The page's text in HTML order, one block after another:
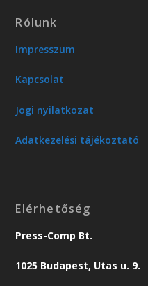
Rólunk
Impresszum
Kapcsolat
Jogi nyilatkozat
Adatkezelési tájékoztató
Elérhetőség
Press-Comp Bt.
1025 Budapest, Utas u. 9.